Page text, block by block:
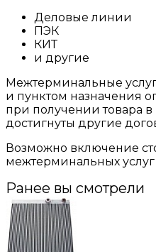
Деловые линии
ПЭК
КИТ
и другие
Межтерминальные
и пунктом назначения
при получении товара
достигнуты другие
Возможно включение
межтерминальных услуг
Ранее вы смотрели